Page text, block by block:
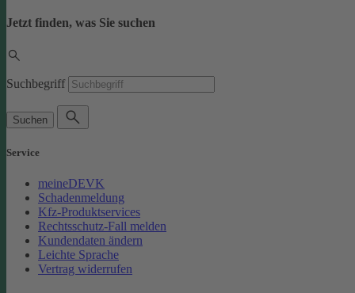
Jetzt finden, was Sie suchen
Suchbegriff
Suchen
Service
meineDEVK
Schadenmeldung
Kfz-Produktservices
Rechtsschutz-Fall melden
Kundendaten ändern
Leichte Sprache
Vertrag widerrufen